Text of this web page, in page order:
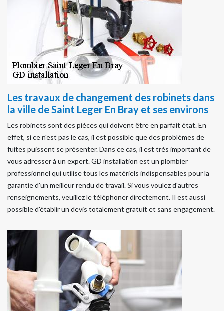
Les travaux de changement des robinets dans
la ville de Saint Leger En Bray et ses environs
Les robinets sont des pièces qui doivent être en parfait état. En
effet, si ce n'est pas le cas, il est possible que des problèmes de
fuites puissent se présenter. Dans ce cas, il est très important de
vous adresser à un expert. GD installation est un plombier
professionnel qui utilise tous les matériels indispensables pour la
garantie d'un meilleur rendu de travail. Si vous voulez d'autres
renseignements, veuillez le téléphoner directement. Il est aussi
possible d'établir un devis totalement gratuit et sans engagement.